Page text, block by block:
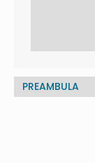
PREAMBULA